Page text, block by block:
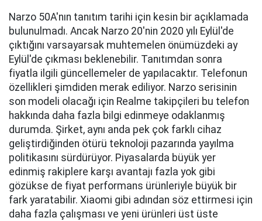
Narzo 50A'nın tanıtım tarihi için kesin bir açıklamada
bulunulmadı. Ancak Narzo 20'nin 2020 yılı Eylül'de
çıktığını varsayarsak muhtemelen önümüzdeki ay
Eylül'de çıkması beklenebilir. Tanıtımdan sonra
fiyatla ilgili güncellemeler de yapılacaktır. Telefonun
özellikleri şimdiden merak ediliyor. Narzo serisinin
son modeli olacağı için Realme takipçileri bu telefon
hakkında daha fazla bilgi edinmeye odaklanmış
durumda. Şirket, aynı anda pek çok farklı cihaz
geliştirdiğinden ötürü teknoloji pazarında yayılma
politikasını sürdürüyor. Piyasalarda büyük yer
edinmiş rakiplere karşı avantajı fazla yok gibi
gözükse de fiyat performans ürünleriyle büyük bir
fark yaratabilir. Xiaomi gibi adından söz ettirmesi için
daha fazla çalışması ve yeni ürünleri üst üste